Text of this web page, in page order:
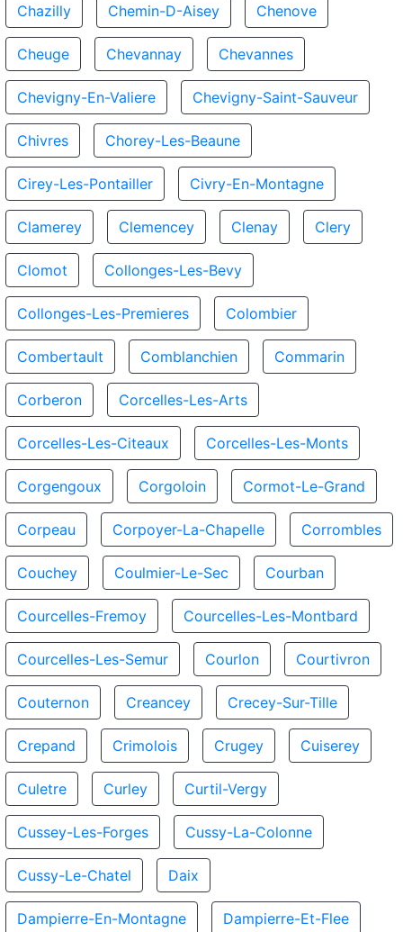
Chazilly Chemin-D-Aisey Chenove
Cheuge Chevannay Chevannes
Chevigny-En-Valiere Chevigny-Saint-Sauveur
Chivres Chorey-Les-Beaune
Cirey-Les-Pontailler Civry-En-Montagne
Clamerey Clemencey Clenay Clery
Clomot Collonges-Les-Bevy
Collonges-Les-Premieres Colombier
Combertault Comblanchien Commarin
Corberon Corcelles-Les-Arts
Corcelles-Les-Citeaux Corcelles-Les-Monts
Corgengoux Corgoloin Cormot-Le-Grand
Corpeau Corpoyer-La-Chapelle Corrombles
Couchey Coulmier-Le-Sec Courban
Courcelles-Fremoy Courcelles-Les-Montbard
Courcelles-Les-Semur Courlon Courtivron
Couternon Creancey Crecey-Sur-Tille
Crepand Crimolois Crugey Cuiserey
Culetre Curley Curtil-Vergy
Cussey-Les-Forges Cussy-La-Colonne
Cussy-Le-Chatel Daix
Dampierre-En-Montagne Dampierre-Et-Flee